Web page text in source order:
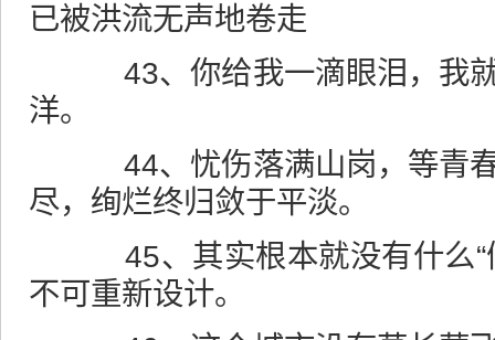
已被洪流无声地卷走
43、你给我一滴眼泪，我就
洋。
44、忧伤落满山岗，等青春
尽，绚烂终归敛于平淡。
45、其实根本就没有什么“
不可重新设计。